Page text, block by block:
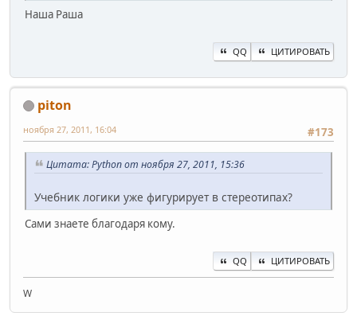
Наша Раша
QQ ЦИТИРОВАТЬ
piton
#173
ноября 27, 2011, 16:04
Цитата: Python от ноября 27, 2011, 15:36
Учебник логики уже фигурирует в стереотипах?
Сами знаете благодаря кому.
QQ ЦИТИРОВАТЬ
W